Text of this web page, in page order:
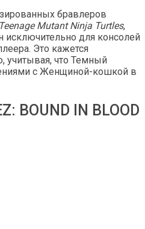
бравлеров
Teenage Mutant Ninja Turtles,
исключительно для консолей
Это кажется
учитывая, что Темный
с Женщиной-кошкой в
BOUND IN BLOOD